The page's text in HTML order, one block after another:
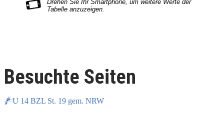
Besuchte Seiten
U 14 BZL St. 19 gem. NRW